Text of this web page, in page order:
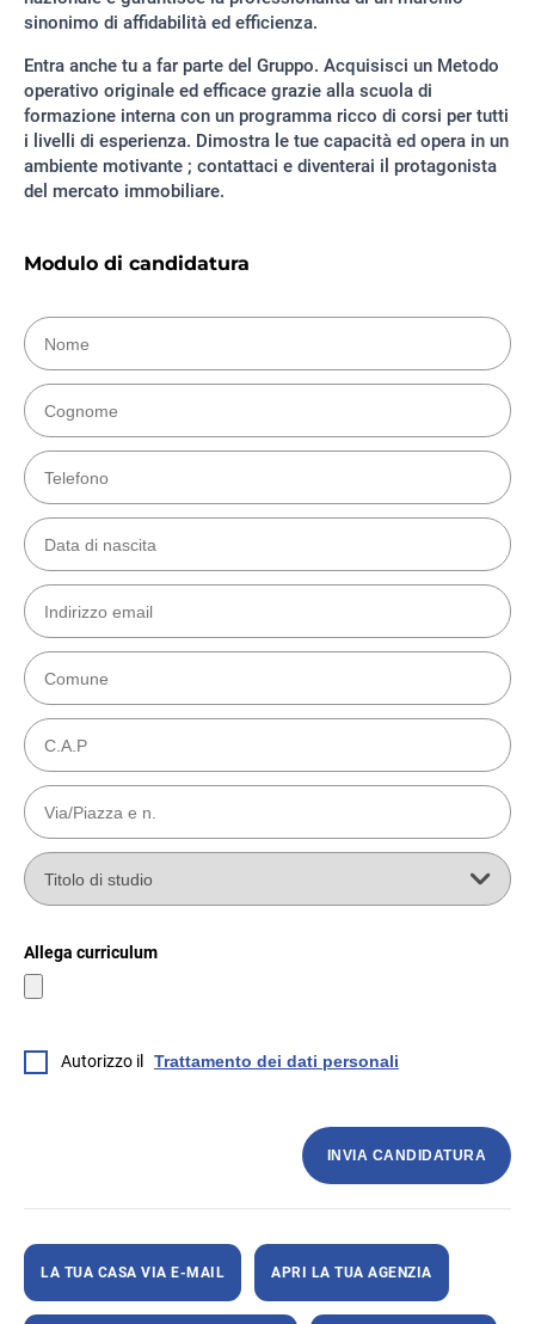
sinonimo di affidabilità ed efficienza.
Entra anche tu a far parte del Gruppo. Acquisisci un Metodo
operativo originale ed efficace grazie alla scuola di
formazione interna con un programma ricco di corsi per tutti
i livelli di esperienza. Dimostra le tue capacità ed opera in un
ambiente motivante ; contattaci e diventerai il protagonista
del mercato immobiliare.
Modulo di candidatura
Allega curriculum
Autorizzo il Trattamento dei dati personali
INVIA CANDIDATURA
LA TUA CASA VIA E-MAIL APRI LA TUA AGENZIA